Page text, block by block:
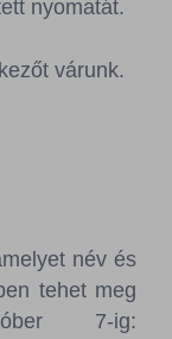
nyomatát.
várunk.
név és
tehet meg
7-ig: